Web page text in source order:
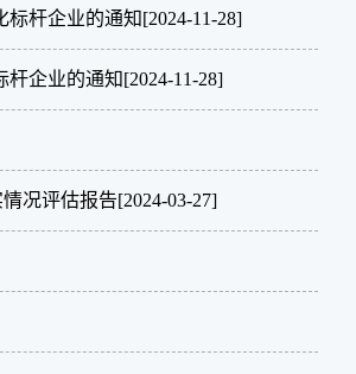
标杆企业的通知[2024-11-28]
杆企业的通知[2024-11-28]
况评估报告[2024-03-27]